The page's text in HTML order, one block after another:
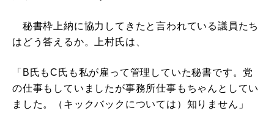
秘書枠上納に協力してきたと言われている議員たち
はどう答えるか。上村氏は、
「B氏もC氏も私が雇って管理していた秘書です。党
の仕事もしていましたが事務所仕事もちゃんとしてい
ました。（キックバックについては）知りません」